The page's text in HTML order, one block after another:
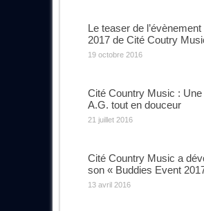
Le teaser de l’évènement
2017 de Cité Coutry
19 octobre 2016
Cité Country Music : Une
A.G. tout en douceur
21 juillet 2016
Cité Country Music a
son « Buddies Event
13 avril 2016